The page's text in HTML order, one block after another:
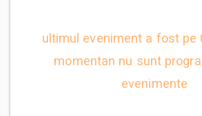
ultimul eveniment a fost pe
momentan nu sunt
evenimente